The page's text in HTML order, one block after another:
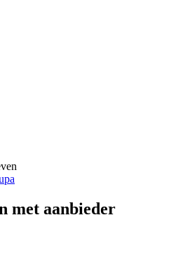
met aanbieder